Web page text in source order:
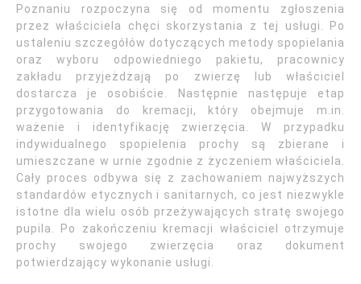
Poznaniu rozpoczyna się od momentu zgłoszenia
przez właściciela chęci skorzystania z tej usługi. Po
ustaleniu szczegółów dotyczących metody spopielania
oraz wyboru odpowiedniego pakietu, pracownicy
zakładu przyjeżdżają po zwierzę lub właściciel
dostarcza je osobiście. Następnie następuje etap
przygotowania do kremacji, który obejmuje m.in.
ważenie i identyfikację zwierzęcia. W przypadku
indywidualnego spopielenia prochy są zbierane i
umieszczane w urnie zgodnie z życzeniem właściciela.
Cały proces odbywa się z zachowaniem najwyższych
standardów etycznych i sanitarnych, co jest niezwykle
istotne dla wielu osób przeżywających stratę swojego
pupila. Po zakończeniu kremacji właściciel otrzymuje
prochy swojego zwierzęcia oraz dokument
potwierdzający wykonanie usługi.